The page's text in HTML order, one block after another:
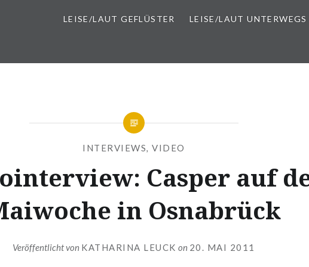
LEISE/LAUT GEFLÜSTER LEISE/LAUT UNTERWEGS
INTERVIEWS,VIDEO
Casper auf
in Osnabrück
Veröffentlicht von KATHARINA LEUCK on 20. MAI 2011